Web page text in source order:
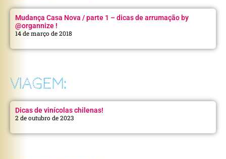
Mudança Casa Nova / parte 1 – dicas de arrumação by
@organnize !
14 de março de 2018
VIAGEM:
Dicas de vinícolas chilenas!
2 de outubro de 2023